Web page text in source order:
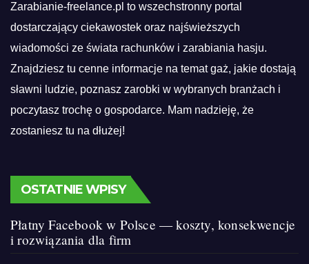
Zarabianie-freelance.pl to wszechstronny portal
dostarczający ciekawostek oraz najświeższych
wiadomości ze świata rachunków i zarabiania hasju.
Znajdziesz tu cenne informacje na temat gaż, jakie dostają
sławni ludzie, poznasz zarobki w wybranych branżach i
poczytasz trochę o gospodarce. Mam nadzieję, że
zostaniesz tu na dłużej!
OSTATNIE WPISY
Płatny Facebook w Polsce — koszty, konsekwencje
i rozwiązania dla firm